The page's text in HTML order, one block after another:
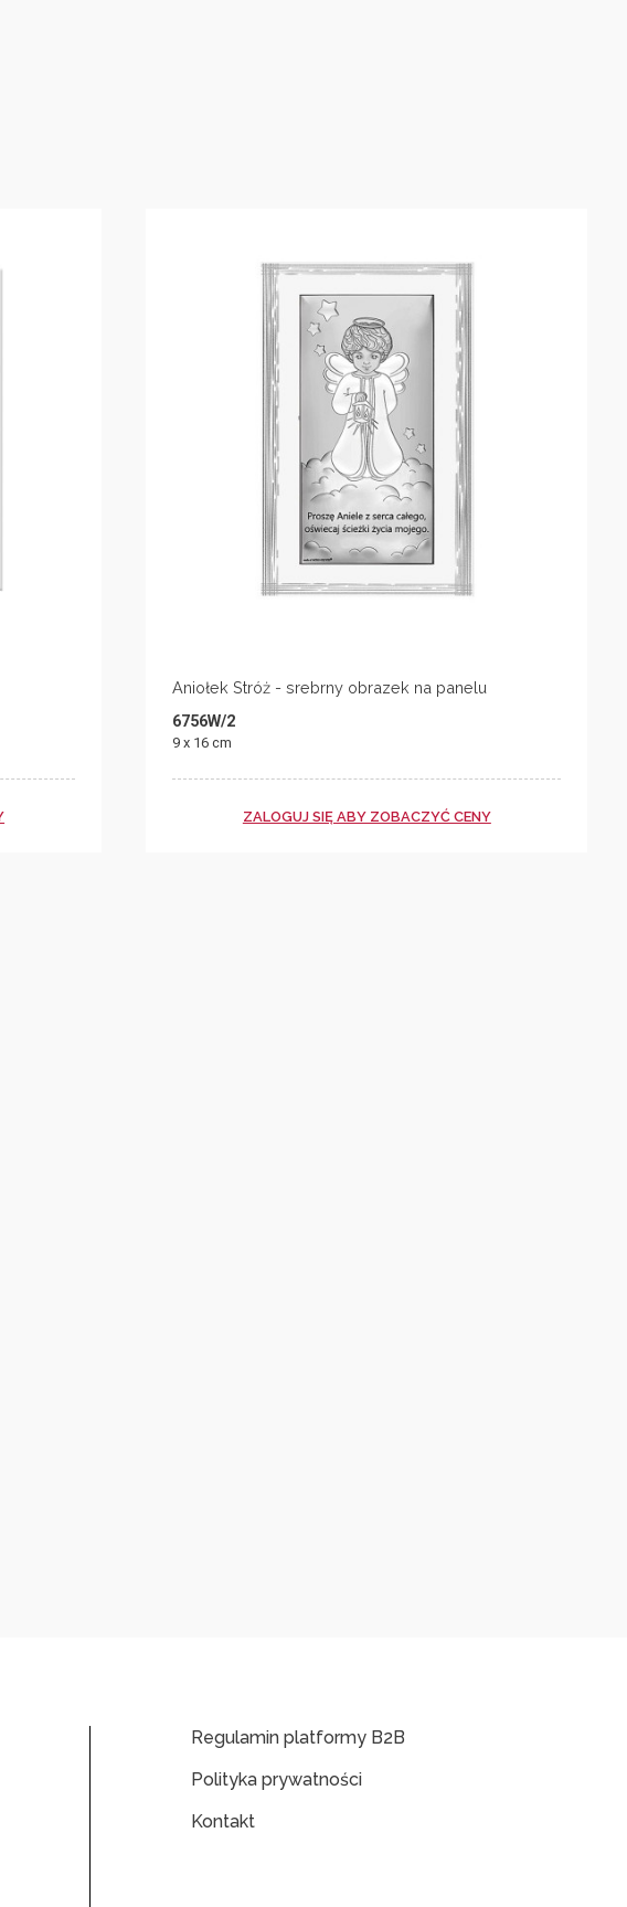
Aniołek Stróż - srebrny obrazek na panelu
6756W/2
9 x 16 cm
ZALOGUJ SIĘ ABY ZOBACZYĆ CENY
Regulamin platformy B2B
Polityka prywatności
Kontakt